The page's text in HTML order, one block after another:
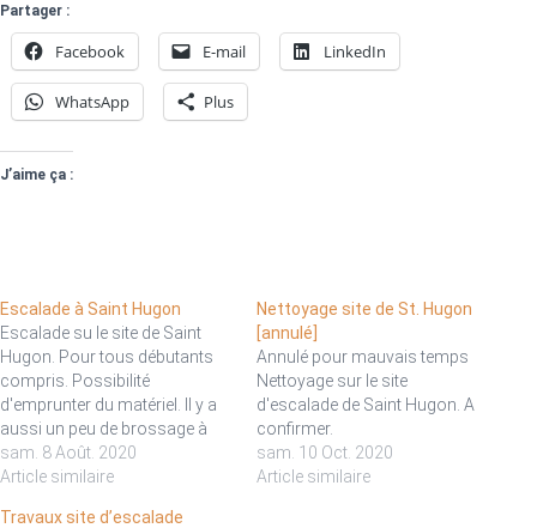
Partager :
Facebook E-mail LinkedIn
WhatsApp Plus
J’aime ça :
Escalade à Saint Hugon
Escalade su le site de Saint
Hugon. Pour tous débutants
compris. Possibilité
d'emprunter du matériel. Il y a
aussi un peu de brossage à
faire. Rendez-vous sur place.
sam. 8 Août. 2020
Article similaire
Nettoyage site de St. Hugon
[annulé]
Annulé pour mauvais temps
Nettoyage sur le site
d'escalade de Saint Hugon. A
confirmer.
sam. 10 Oct. 2020
Article similaire
Travaux site d’escalade